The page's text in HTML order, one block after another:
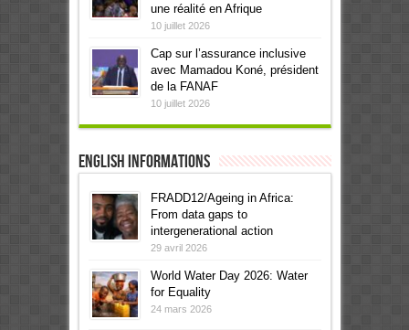
une réalité en Afrique
10 juillet 2026
Cap sur l’assurance inclusive
avec Mamadou Koné, président
de la FANAF
10 juillet 2026
English informations
FRADD12/Ageing in Africa:
From data gaps to
intergenerational action
29 avril 2026
World Water Day 2026: Water
for Equality
24 mars 2026